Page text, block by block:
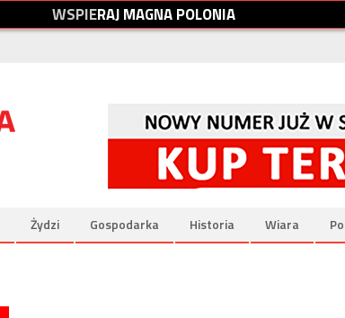
WSPIERAJMAGNAPOLONIA
Żydzi Gospodarka Historia Wiara